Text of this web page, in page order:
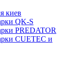
киев
QK-S
PREDATOR
CUETEC и